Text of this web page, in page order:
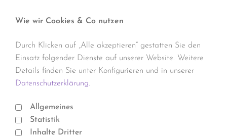
Wie wir Cookies & Co nutzen
Durch Klicken auf „Alle akzeptieren“ gestatten Sie den
Einsatz folgender Dienste auf unserer Website. Weitere
Details finden Sie unter Konfigurieren und in unserer
Datenschutzerklärung.
Allgemeines
Statistik
Inhalte Dritter